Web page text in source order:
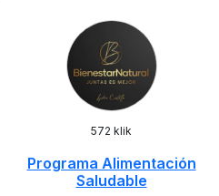
572 klik
Programa Alimentación
Saludable